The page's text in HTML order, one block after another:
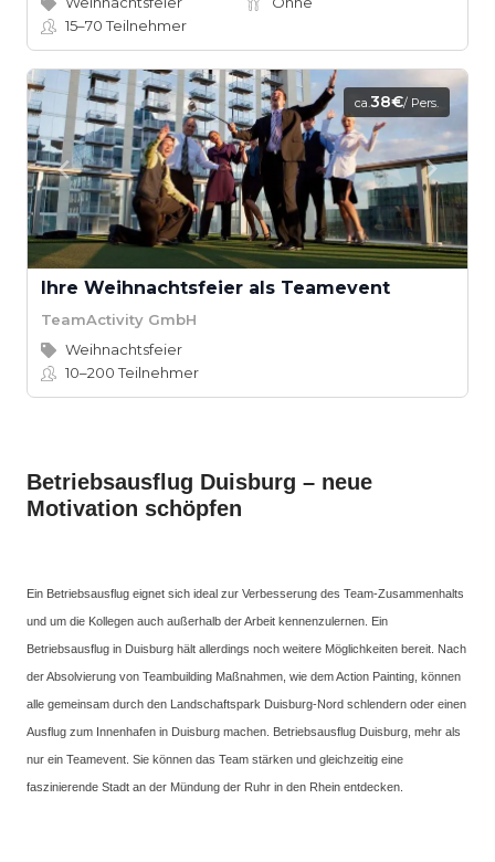
15–70Teilnehmer
ca.38€/ Pers.
Ihre Weihnachtsfeier als Teamevent
TeamActivity GmbH
Weihnachtsfeier
10–200Teilnehmer
Betriebsausflug Duisburg – neue
Motivation schöpfen
Ein Betriebsausflug eignet sich ideal zur Verbesserung des Team-Zusammenhalts
und um die Kollegen auch außerhalb der Arbeit kennenzulernen. Ein
Betriebsausflug in Duisburg hält allerdings noch weitere Möglichkeiten bereit. Nach
der Absolvierung von Teambuilding Maßnahmen, wie dem Action Painting, können
alle gemeinsam durch den Landschaftspark Duisburg-Nord schlendern oder einen
Ausflug zum Innenhafen in Duisburg machen. Betriebsausflug Duisburg, mehr als
nur ein Teamevent. Sie können das Team stärken und gleichzeitig eine
faszinierende Stadt an der Mündung der Ruhr in den Rhein entdecken.